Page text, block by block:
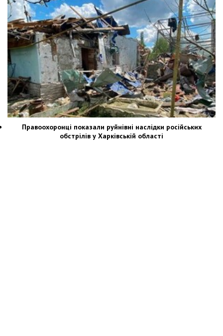
Правоохоронці показали руйнівні наслідки російських
обстрілів у Харківській області